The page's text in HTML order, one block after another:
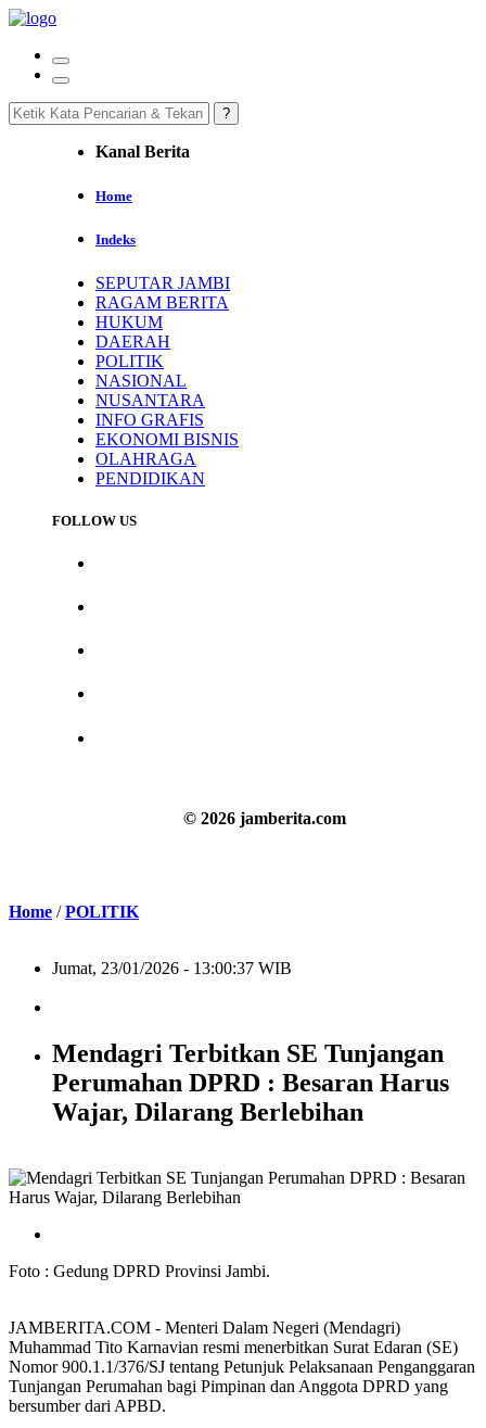
Kanal Berita
Home
Indeks
SEPUTAR JAMBI
RAGAM BERITA
HUKUM
DAERAH
POLITIK
NASIONAL
NUSANTARA
INFO GRAFIS
EKONOMI BISNIS
OLAHRAGA
PENDIDIKAN
FOLLOW US
© 2026 jamberita.com
Home /POLITIK
Jumat, 23/01/2026 - 13:00:37 WIB
Mendagri Terbitkan SE Tunjangan
Perumahan DPRD : Besaran Harus
Wajar, Dilarang Berlebihan
Foto : Gedung DPRD Provinsi Jambi.
JAMBERITA.COM - Menteri Dalam Negeri (Mendagri)
Muhammad Tito Karnavian resmi menerbitkan Surat Edaran (SE)
Nomor 900.1.1/376/SJ tentang Petunjuk Pelaksanaan Penganggaran
Tunjangan Perumahan bagi Pimpinan dan Anggota DPRD yang
bersumber dari APBD.